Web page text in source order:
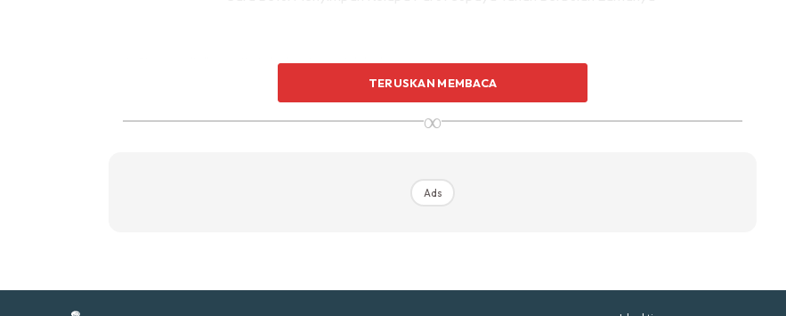
6. Simpan di dlm peti ais bahagian sejuk beku
Ads
TERUSKAN MEMBACA
∞
Ads